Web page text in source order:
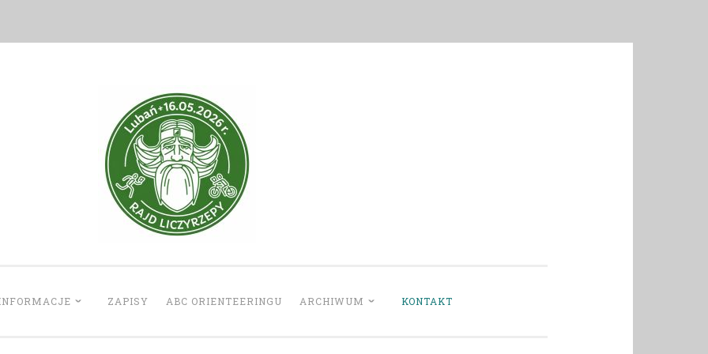
ZAPISY ABC ORIENTEERINGU ARCHIWUM KONTAKT